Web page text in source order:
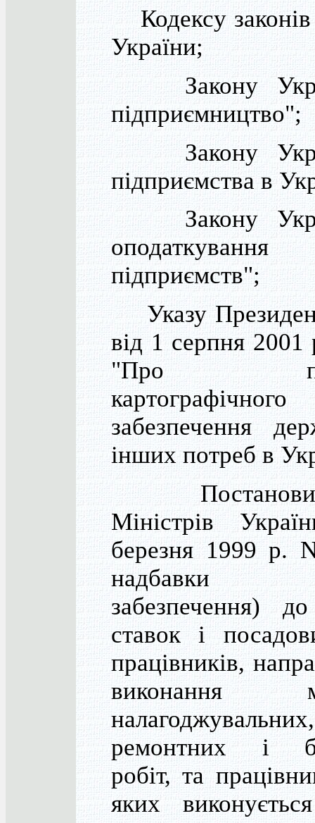
Кодексу
України;
Закону
підприємництво";
Закону
підприємства в
Закону
оподаткування
підприємств";
Указу
від 1 серпня
"Про
картографічного
забезпечення
інших потреб в
Постанови
Міністрів
березня 1999 р.
надбавки
забезпечення)
ставок і
працівників,
виконання
налагоджувальних,
ремонтних і
робіт, та
яких